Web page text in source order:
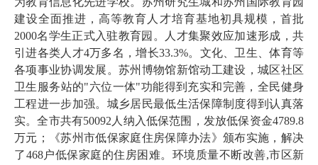
建设全面推进，高等教育人才培育基地初具规模，首批
2000名学生正式入驻教育园。人才集聚效应加速形成，共
引进各类人才4万多名，增长33.3%。文化、卫生、体育等
各项事业协调发展。苏州博物馆新馆动工建设，城区社区
卫生服务站的"六位一体"功能得到充实和完善，全民健身
工程进一步加强。城乡居民最低生活保障制度得到认真落
实。全市共有50092人纳入低保范围，发放低保资金4789.8
万元；《苏州市低保家庭住房保障办法》颁布实施，解决
了468户低保家庭的住房困难。环境质量不断改善,市区新